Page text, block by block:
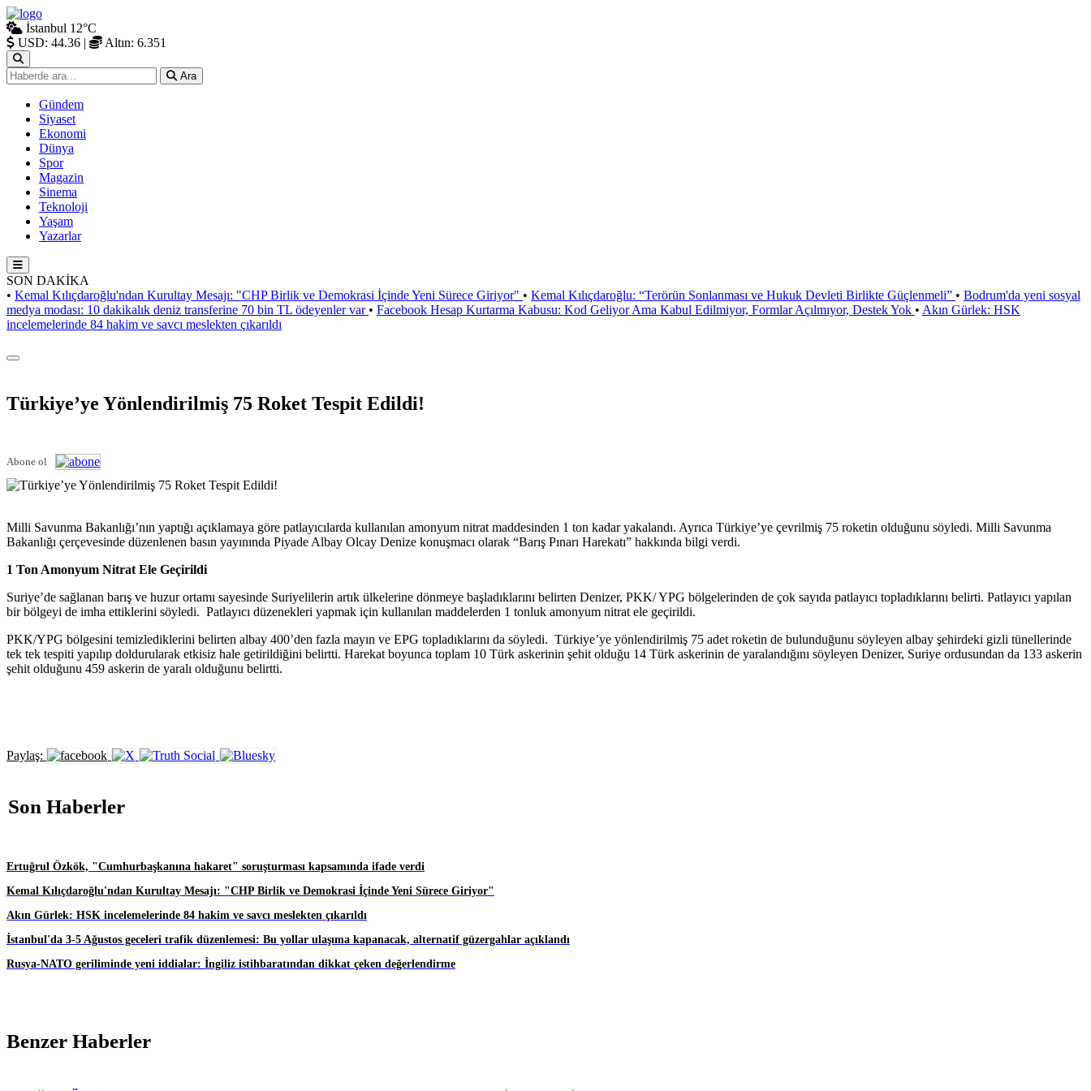
İstanbul 12°C
USD: 44.36 | Altın: 6.351
Ara
Gündem
Siyaset
Ekonomi
Dünya
Spor
Magazin
Sinema
Teknoloji
Yaşam
Yazarlar
SON DAKİKA
• Kemal Kılıçdaroğlu'ndan Kurultay Mesajı: "CHP Birlik ve Demokrasi İçinde Yeni Sürece Giriyor" • Kemal Kılıçdaroğlu: “Terörün Sonlanması ve Hukuk Devleti Birlikte Güçlenmeli” • Bodrum'da yeni sosyal
medya modası: 10 dakikalık deniz transferine 70 bin TL ödeyenler var • Facebook Hesap Kurtarma Kabusu: Kod Geliyor Ama Kabul Edilmiyor, Formlar Açılmıyor, Destek Yok • Akın Gürlek: HSK
incelemelerinde 84 hakim ve savcı meslekten çıkarıldı
Türkiye’ye Yönlendirilmiş 75 Roket Tespit Edildi!
Abone ol
Milli Savunma Bakanlığı’nın yaptığı açıklamaya göre patlayıcılarda kullanılan amonyum nitrat maddesinden 1 ton kadar yakalandı. Ayrıca Türkiye’ye çevrilmiş 75 roketin olduğunu söyledi. Milli Savunma
Bakanlığı çerçevesinde düzenlenen basın yayınında Piyade Albay Olcay Denize konuşmacı olarak “Barış Pınarı Harekatı” hakkında bilgi verdi.
1 Ton Amonyum Nitrat Ele Geçirildi
Suriye’de sağlanan barış ve huzur ortamı sayesinde Suriyelilerin artık ülkelerine dönmeye başladıklarını belirten Denizer, PKK/ YPG bölgelerinden de çok sayıda patlayıcı topladıklarını belirti. Patlayıcı yapılan
bir bölgeyi de imha ettiklerini söyledi. Patlayıcı düzenekleri yapmak için kullanılan maddelerden 1 tonluk amonyum nitrat ele geçirildi.
PKK/YPG bölgesini temizlediklerini belirten albay 400’den fazla mayın ve EPG topladıklarını da söyledi. Türkiye’ye yönlendirilmiş 75 adet roketin de bulunduğunu söyleyen albay şehirdeki gizli tünellerinde
tek tek tespiti yapılıp doldurularak etkisiz hale getirildiğini belirtti. Harekat boyunca toplam 10 Türk askerinin şehit olduğu 14 Türk askerinin de yaralandığını söyleyen Denizer, Suriye ordusundan da 133 askerin
şehit olduğunu 459 askerin de yaralı olduğunu belirtti.
Paylaş:
Son Haberler
Ertuğrul Özkök, "Cumhurbaşkanına hakaret" soruşturması kapsamında ifade verdi
Kemal Kılıçdaroğlu'ndan Kurultay Mesajı: "CHP Birlik ve Demokrasi İçinde Yeni Sürece Giriyor"
Akın Gürlek: HSK incelemelerinde 84 hakim ve savcı meslekten çıkarıldı
İstanbul'da 3-5 Ağustos geceleri trafik düzenlemesi: Bu yollar ulaşıma kapanacak, alternatif güzergahlar açıklandı
Rusya-NATO geriliminde yeni iddialar: İngiliz istihbaratından dikkat çeken değerlendirme
Benzer Haberler